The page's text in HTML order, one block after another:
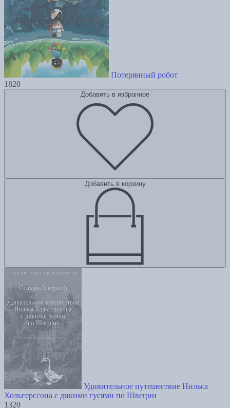
Потерянный робот
1820
Добавить в избранное
Добавить в корзину
Удивительное путешествие Нильса
Хольгерссона с дикими гусями по Швеции
1320